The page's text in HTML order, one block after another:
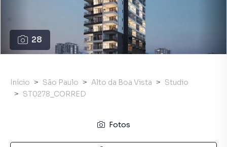
28
Início São Paulo Alto da Boa Vista
Studio
ST0278_CORRED
Fotos